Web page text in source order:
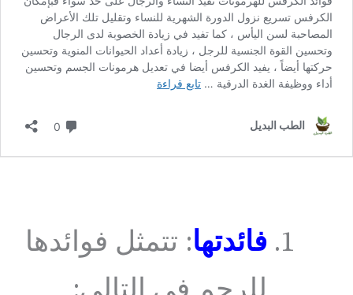
فائدتها: تتمثل فوائدها